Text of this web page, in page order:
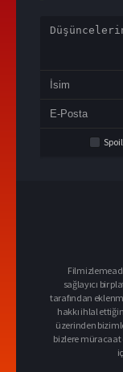
sağlayıcı bir
tarafından
hakkı ihlal
üzerinden
bizlere müracaat